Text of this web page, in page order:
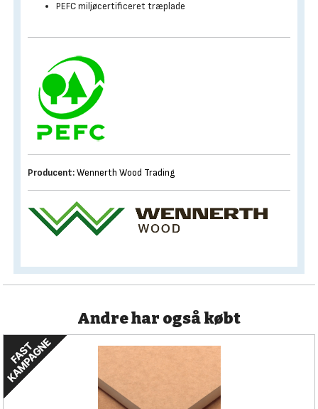
PEFC miljøcertificeret træplade
Producent:Wennerth Wood Trading
Andre har også købt